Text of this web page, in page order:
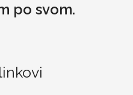
po svom.